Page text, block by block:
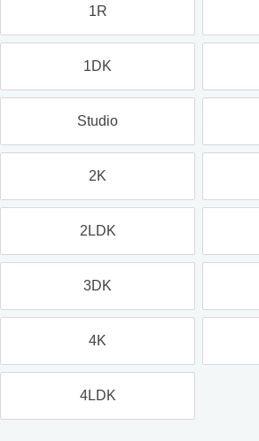
1R
1DK
Studio
2K
2LDK
3DK
4K
4LDK